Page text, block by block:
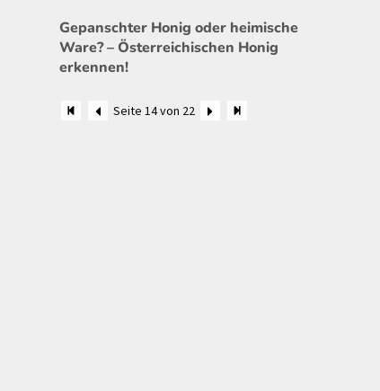
Gepanschter Honig oder heimische
Ware? – Österreichischen Honig
erkennen!
Seite 14 von 22